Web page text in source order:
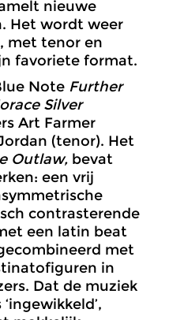
nieuwe
Het wordt weer
met tenor en
favoriete format.
Note Further
Silver
Art Farmer
(tenor). Het
Outlaw, bevat
een vrij
contrasterende
een latin beat
met
in
Dat de muziek